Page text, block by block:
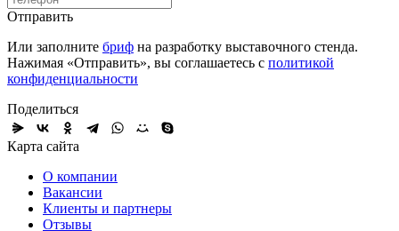
Отправить
Или заполните бриф на разработку выставочного стенда.
Нажимая «Отправить», вы соглашаетесь с политикой
конфиденциальности
Поделиться
Карта сайта
О компании
Вакансии
Клиенты и партнеры
Отзывы